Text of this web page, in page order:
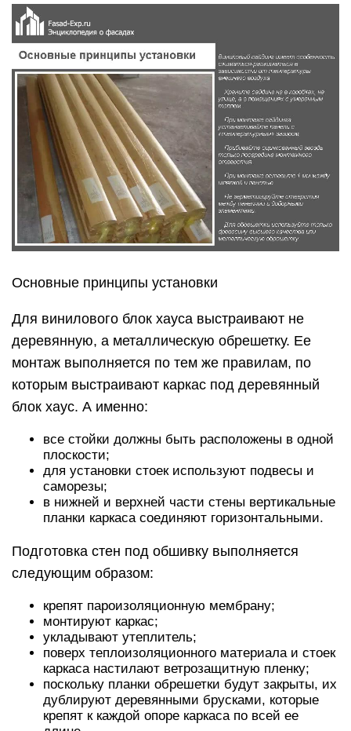
Основные принципы установки
Для винилового блок хауса выстраивают не
деревянную, а металлическую обрешетку. Ее
монтаж выполняется по тем же правилам, по
которым выстраивают каркас под деревянный
блок хаус. А именно:
все стойки должны быть расположены в одной
плоскости;
для установки стоек используют подвесы и
саморезы;
в нижней и верхней части стены вертикальные
планки каркаса соединяют горизонтальными.
Подготовка стен под обшивку выполняется
следующим образом:
крепят пароизоляционную мембрану;
монтируют каркас;
укладывают утеплитель;
поверх теплоизоляционного материала и стоек
каркаса настилают ветрозащитную пленку;
поскольку планки обрешетки будут закрыты, их
дублируют деревянными брусками, которые
крепят к каждой опоре каркаса по всей ее